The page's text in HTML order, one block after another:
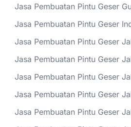
Jasa Pembuatan Pintu Geser
Jasa Pembuatan Pintu Geser
Jasa Pembuatan Pintu Geser
Jasa Pembuatan Pintu Geser
Jasa Pembuatan Pintu Geser
Jasa Pembuatan Pintu Geser
Jasa Pembuatan Pintu Geser